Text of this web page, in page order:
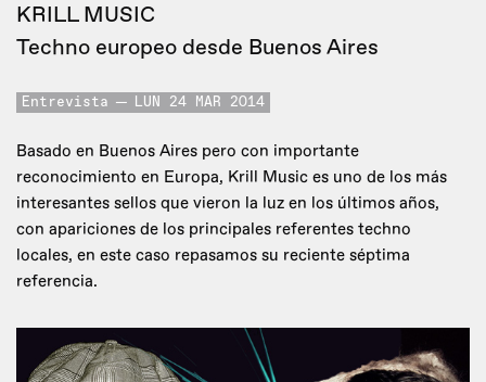
KRILL MUSIC
Techno europeo desde Buenos Aires
Entrevista LUN 24 MAR 2014
Basado en Buenos Aires pero con importante
reconocimiento en Europa, Krill Music es uno de los más
interesantes sellos que vieron la luz en los últimos años,
con apariciones de los principales referentes techno
locales, en este caso repasamos su reciente séptima
referencia.